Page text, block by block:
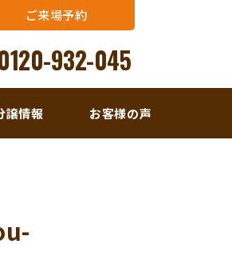
ご来場予約
932-045
譲情報 お客様の声